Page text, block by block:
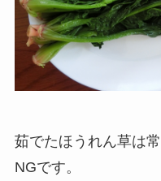
茹でたほうれん草は
NGです。